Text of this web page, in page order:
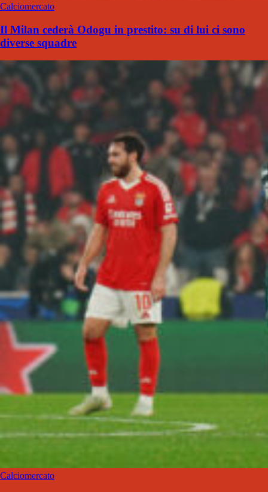
Calciomercato
Il Milan cederà Odogu in prestito: su di lui ci sono
diverse squadre
Calciomercato